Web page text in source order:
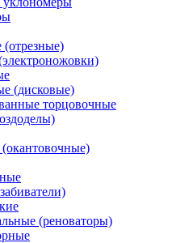
(дисковые)
торцовочные
(реноваторы)